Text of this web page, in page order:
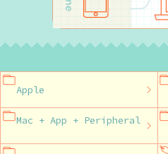
Apple
Mac + App + Peripheral